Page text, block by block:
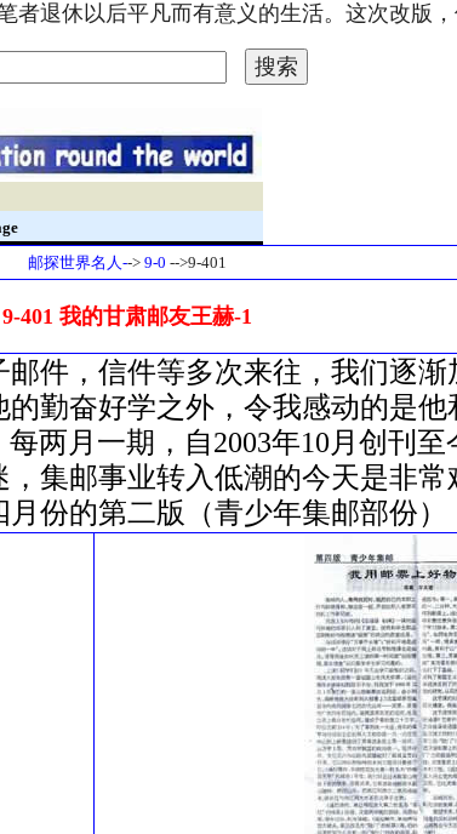
者退休以后平凡而有意义的生活。这次改版
邮探世界名人--> 9-0 -->9-401
9-401 我的甘肃邮友王赫-1
件，信件等多次来往，我们逐渐
勤奋好学之外，令我感动的是
两月一期，自2003年10月创刊
集邮事业转入低潮的今天是非
份的第二版（青少年集邮部份）